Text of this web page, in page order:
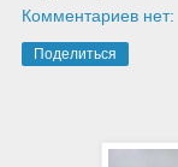
Комментариев нет:
Поделиться